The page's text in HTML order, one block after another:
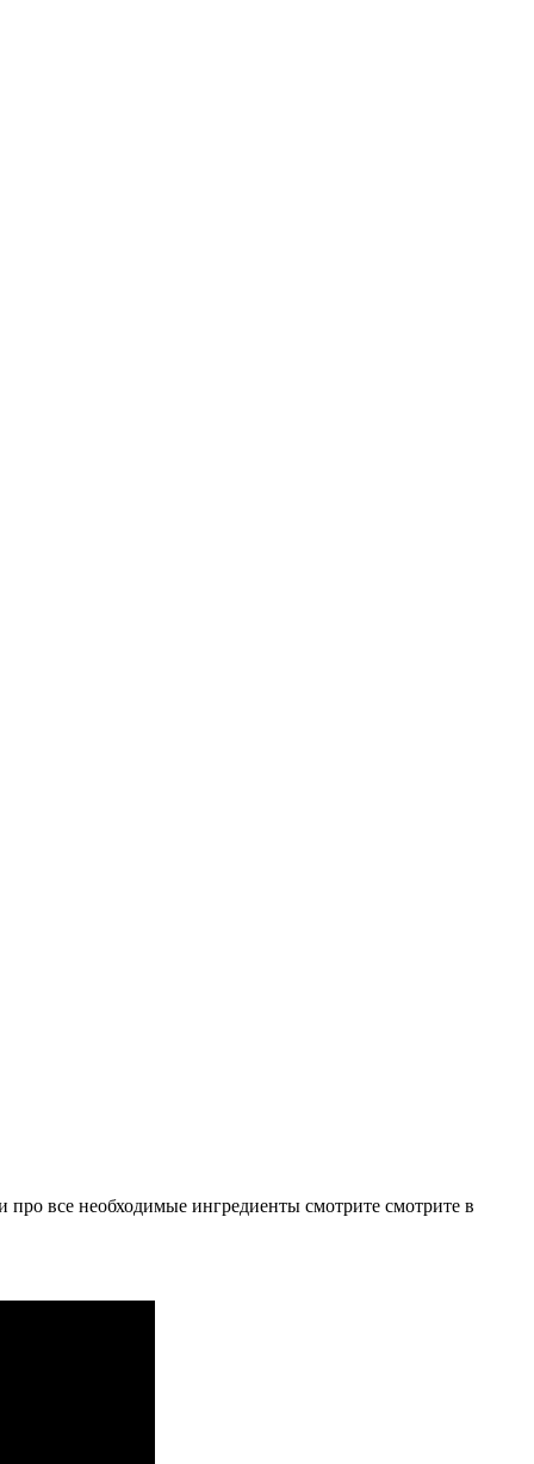
все необходимые ингредиенты смотрите смотрите в